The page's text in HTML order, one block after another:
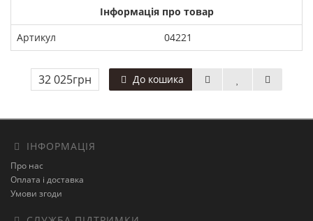
Інформація про товар
Артикул
04221
32 025грн До кошика
ІНФОРМАЦІЯ
Про нас
Оплата і доставка
Умови згоди